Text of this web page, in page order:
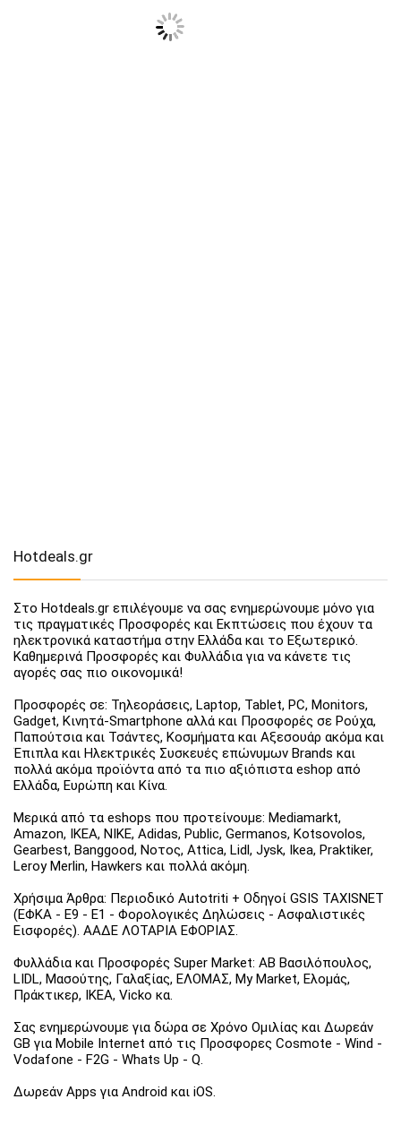
Hotdeals.gr
Στο Hotdeals.gr επιλέγουμε να σας ενημερώνουμε μόνο για
τις πραγματικές Προσφορές και Εκπτώσεις που έχουν τα
ηλεκτρονικά καταστήμα στην Ελλάδα και το Εξωτερικό.
Καθημερινά Προσφορές και Φυλλάδια για να κάνετε τις
αγορές σας πιο οικονομικά!
Προσφορές σε: Τηλεοράσεις, Laptop, Tablet, PC, Monitors,
Gadget, Κινητά-Smartphone αλλά και Προσφορές σε Ρούχα,
Παπούτσια και Τσάντες, Κοσμήματα και Αξεσουάρ ακόμα και
Έπιπλα και Ηλεκτρικές Συσκευές επώνυμων Brands και
πολλά ακόμα προϊόντα από τα πιο αξιόπιστα eshop από
Ελλάδα, Ευρώπη και Κίνα.
Μερικά από τα eshops που προτείνουμε: Mediamarkt,
Amazon, IKEA, NIKE, Adidas, Public, Germanos, Kotsovolos,
Gearbest, Banggood, Νοτος, Attica, Lidl, Jysk, Ikea, Praktiker,
Leroy Merlin, Hawkers και πολλά ακόμη.
Χρήσιμα Άρθρα: Περιοδικό Autotriti + Οδηγοί GSIS TAXISNET
(ΕΦΚΑ - Ε9 - Ε1 - Φορολογικές Δηλώσεις - Ασφαλιστικές
Εισφορές). ΑΑΔΕ ΛΟΤΑΡΙΑ ΕΦΟΡΙΑΣ.
Φυλλάδια και Προσφορές Super Market: ΑΒ Βασιλόπουλος,
LIDL, Μασούτης, Γαλαξίας, ΕΛΟΜΑΣ, My Market, Ελομάς,
Πράκτικερ, ΙΚΕΑ, Vicko κα.
Σας ενημερώνουμε για δώρα σε Χρόνο Ομιλίας και Δωρεάν
GB για Mobile Internet από τις Προσφορες Cosmote - Wind -
Vodafone - F2G - Whats Up - Q.
Δωρεάν Apps για Android και iOS.